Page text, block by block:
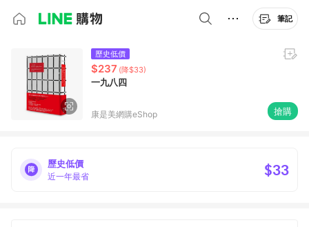
筆記
歷史低價
$237 (降$33)
一九八四
康是美網購eShop 搶購
歷史低價
近一年最省 $33